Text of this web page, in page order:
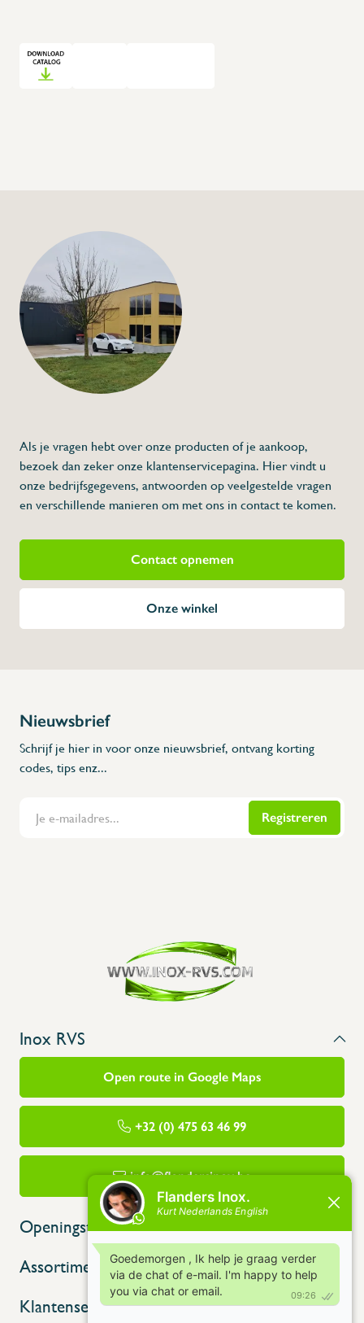
Flanders Inox | Karperstraat 6, 8400 Oostende | België | BNP Paribas Fortis:
Als je vragen hebt over onze producten of je aankoop,
bezoek dan zeker onze klantenservicepagina. Hier vindt u
onze bedrijfsgegevens, antwoorden op veelgestelde vragen
en verschillende manieren om met ons in contact te komen.
Contact opnemen
Onze winkel
Nieuwsbrief
Schrijf je hier in voor onze nieuwsbrief, ontvang korting
codes, tips enz...
Registreren
Inox RVS
Open route in Google Maps
+32 (0) 475 63 46 99
info@flandersinox.be
Openingstijden
Assortiment
Klantenservice